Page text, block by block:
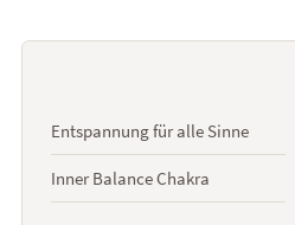
Entspannung für alle Sinne
Inner Balance Chakra